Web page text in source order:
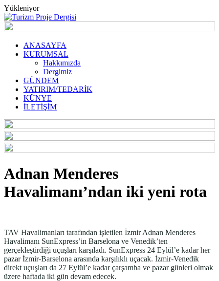
Yükleniyor
ANASAYFA
KURUMSAL
Hakkımızda
Dergimiz
GÜNDEM
YATIRIM/TEDARİK
KÜNYE
İLETİŞİM
Adnan Menderes
Havalimanı’ndan iki yeni rota
TAV Havalimanları tarafından işletilen İzmir Adnan Menderes
Havalimanı SunExpress’in Barselona ve Venedik’ten
gerçekleştirdiği uçuşları karşıladı. SunExpress 24 Eylül’e kadar her
pazar İzmir-Barselona arasında karşılıklı uçacak. İzmir-Venedik
direkt uçuşları da 27 Eylül’e kadar çarşamba ve pazar günleri olmak
üzere haftada iki gün devam edecek.